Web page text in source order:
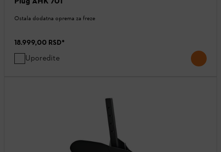
Ostala dodatna oprema za freze
18.999,00 RSD*
Uporedite